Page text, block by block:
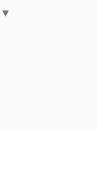
▼